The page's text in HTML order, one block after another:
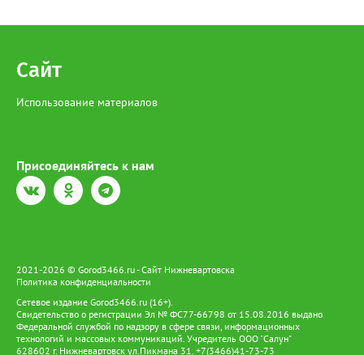
Сайт
Использование материалов
Присоединяйтесь к нам
2021-2026 © Gorod3466.ru - Сайт Нижневартовска
Политика конфиденциальности
Сетевое издание Gorod3466.ru (16+).
Свидетельство о регистрации Эл № ФС77-66798 от 15.08.2016 выдано
Федеральной службой по надзору в сфере связи, информационных
технологий и массовых коммуникаций. Учредитель ООО "Салун"
628602 г. Нижневартовск ул.Пикмана 31. +7(3466)41-73-73